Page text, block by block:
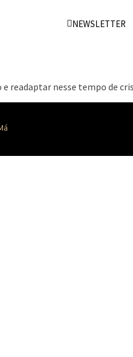
NEWSLETTER
readaptar nesse tempo de